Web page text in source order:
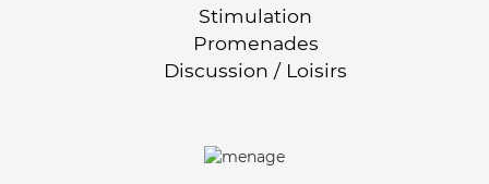
Stimulation
Promenades
Discussion / Loisirs